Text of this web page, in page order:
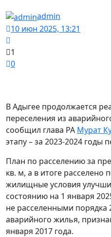
admin
10 июн 2025, 13:21
1
0
В Адыгее продолжается
переселения из
сообщил глава РА Мурат
этапу – за 2023-2024 годы
План по расселению за
кв. м, а в итоге расселено
жилищные условия
состоянию на 1 января
не расселенными порядка
аварийного жилья,
января 2017 года.